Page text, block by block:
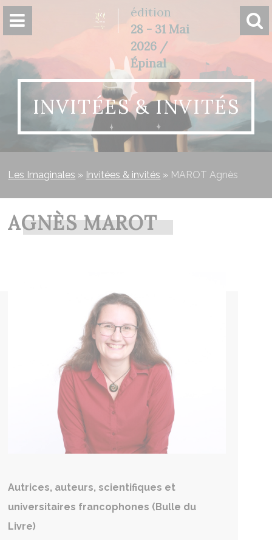
édition
28 - 31 Mai
2026 /
Épinal
INVITÉES & INVITÉS
Les Imaginales » Invitées & invités » MAROT Agnès
AGNÈS MAROT
Autrices, auteurs, scientifiques et
universitaires francophones (Bulle du
Livre)
Panneau de gestion des cookies